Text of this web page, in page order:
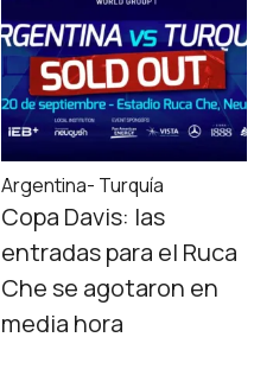
Argentina- Turquía
Copa Davis: las
entradas para el Ruca
Che se agotaron en
media hora